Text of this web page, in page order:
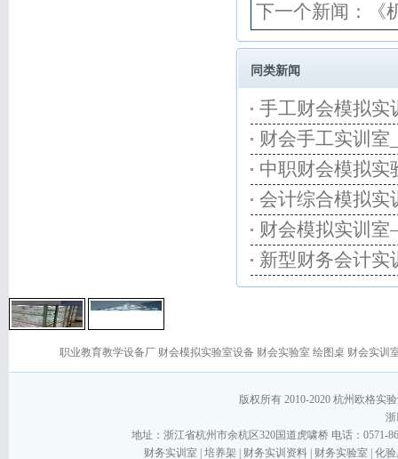
下一个新闻：
同类新闻
手工财会模拟实
财会手工实训室
中职财会模拟实
会计综合模拟实
财会模拟实训
新型财务会计实
职业教育教学设备厂 财会模拟实验室设备 财会实验室 绘图桌 财会实训
版权所有 2010-2020 杭州欧格实
浙
地址：浙江省杭州市余杭区320国道虎啸桥 电话：0571-
财务实训室 培养架 财务实训资料 财务实验室 化